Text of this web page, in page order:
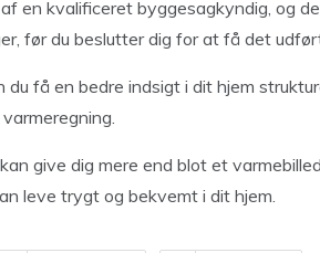
en kvalificeret byggesagkyndig, og
før du beslutter dig for at få det
få en bedre indsigt i dit hjem
give dig mere end blot et
leve trygt og bekvemt i dit hjem.